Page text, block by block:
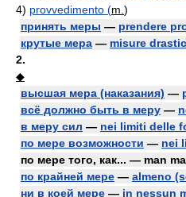
4) provvedimento (m. )
принять меры — prendere
крутые мера — misure
2.
◆
высшая мера (наказания) —
всё должно быть в меру —
в меру сил — nei limiti delle
по мере возможности — nei
по мере того, как... — man
по крайней мере — almeno
ни в коей мере — in nessun